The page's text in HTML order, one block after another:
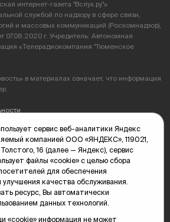
интернет-газета "Вслух.ру"»
службой по надзору в сфере связи,
и массовых коммуникаций (Роскомнадзор),
г. Учредитель: Автономная
«Телерадиокомпания "Тюменское
в материалах означает, что информация
пр. Геологоразведчиков, 28А
Т.Ю.
сервис веб-аналитики Яндекс
компанией ООО «ЯНДЕКС», 119021,
16 (далее — Яндекс), сервис
файлы «cookie» с целью сбора
для обеспечения
качества обслуживания.
ресурс, Вы автоматически
данных технологий.
«cookie» информация не может